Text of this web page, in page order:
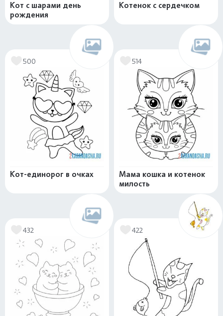
Кот с шарами день
рождения
Котенок с сердечком
500
Кот-единорог в очках
514
Мама кошка и котенок
милость
432 422